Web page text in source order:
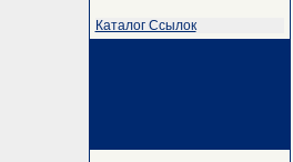
Каталог Ссылок